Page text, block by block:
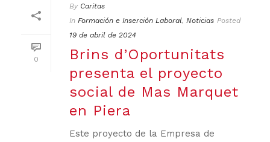
0
By Caritas
In Formación e Inserción Laboral, Noticias Posted
19 de abril de 2024
Brins d’Oportunitats
presenta el proyecto
social de Mas Marquet
en Piera
Este proyecto de la Empresa de